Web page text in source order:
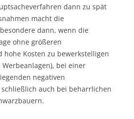
dann zu spät
macht die
dann, wenn die
ohne größeren
hohe Kosten zu bewerkstelligen
bei einer
negativen
auch bei beharrlichen